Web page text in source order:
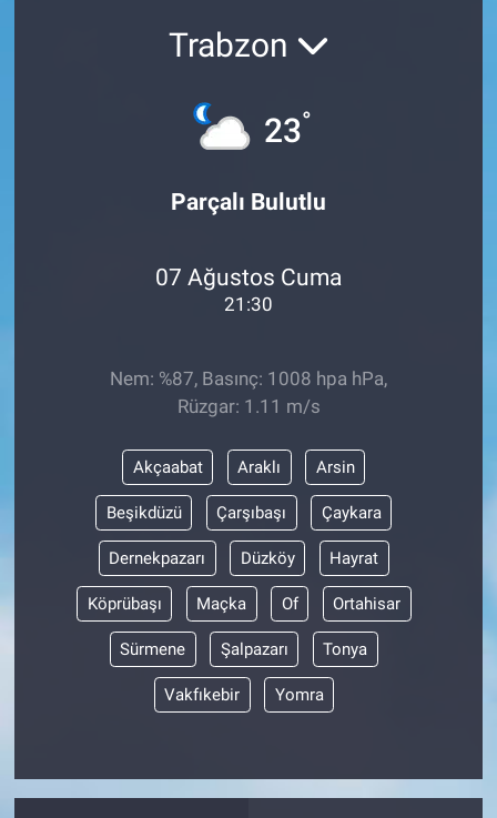
Trabzon
23°
Parçalı Bulutlu
07 Ağustos Cuma
21:30
Nem: %87, Basınç: 1008 hpa hPa,
Rüzgar: 1.11 m/s
Akçaabat Araklı Arsin
Beşikdüzü Çarşıbaşı Çaykara
Dernekpazarı Düzköy Hayrat
Köprübaşı Maçka Of Ortahisar
Sürmene Şalpazarı Tonya
Vakfıkebir Yomra